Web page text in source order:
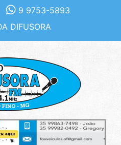
9 9753-5893
DIFUSORA